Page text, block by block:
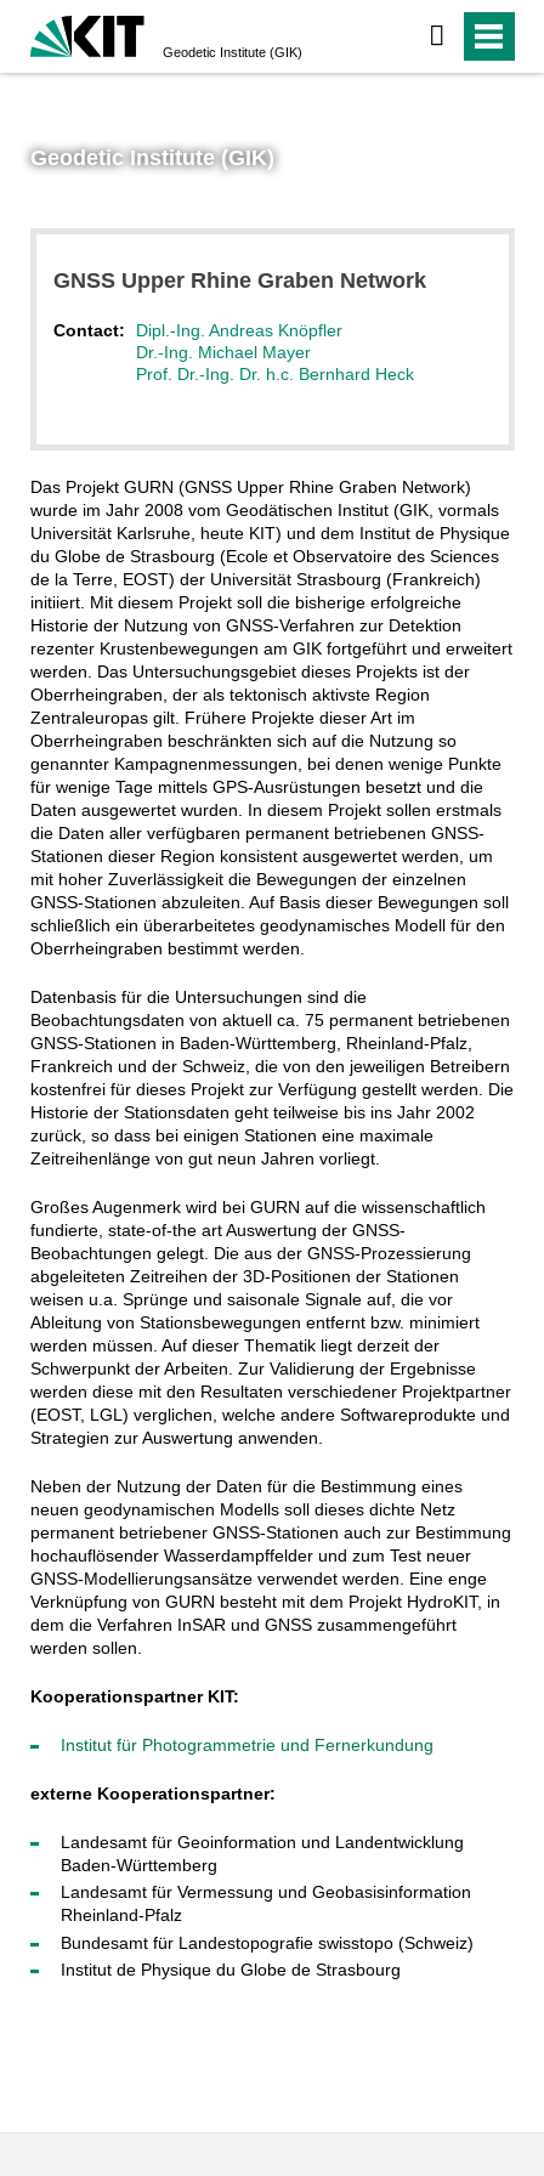
Geodetic Institute (GIK)
Geodetic Institute (GIK)
GNSS Upper Rhine Graben Network
Contact:
Dipl.-Ing. Andreas Knöpfler
Dr.-Ing. Michael Mayer
Prof. Dr.-Ing. Dr. h.c. Bernhard Heck
Das Projekt GURN (GNSS Upper Rhine Graben Network)
wurde im Jahr 2008 vom Geodätischen Institut (GIK, vormals
Universität Karlsruhe, heute KIT) und dem Institut de Physique
du Globe de Strasbourg (Ecole et Observatoire des Sciences
de la Terre, EOST) der Universität Strasbourg (Frankreich)
initiiert. Mit diesem Projekt soll die bisherige erfolgreiche
Historie der Nutzung von GNSS-Verfahren zur Detektion
rezenter Krustenbewegungen am GIK fortgeführt und erweitert
werden. Das Untersuchungsgebiet dieses Projekts ist der
Oberrheingraben, der als tektonisch aktivste Region
Zentraleuropas gilt. Frühere Projekte dieser Art im
Oberrheingraben beschränkten sich auf die Nutzung so
genannter Kampagnenmessungen, bei denen wenige Punkte
für wenige Tage mittels GPS-Ausrüstungen besetzt und die
Daten ausgewertet wurden. In diesem Projekt sollen erstmals
die Daten aller verfügbaren permanent betriebenen GNSS-
Stationen dieser Region konsistent ausgewertet werden, um
mit hoher Zuverlässigkeit die Bewegungen der einzelnen
GNSS-Stationen abzuleiten. Auf Basis dieser Bewegungen soll
schließlich ein überarbeitetes geodynamisches Modell für den
Oberrheingraben bestimmt werden.
Datenbasis für die Untersuchungen sind die
Beobachtungsdaten von aktuell ca. 75 permanent betriebenen
GNSS-Stationen in Baden-Württemberg, Rheinland-Pfalz,
Frankreich und der Schweiz, die von den jeweiligen Betreibern
kostenfrei für dieses Projekt zur Verfügung gestellt werden. Die
Historie der Stationsdaten geht teilweise bis ins Jahr 2002
zurück, so dass bei einigen Stationen eine maximale
Zeitreihenlänge von gut neun Jahren vorliegt.
Großes Augenmerk wird bei GURN auf die wissenschaftlich
fundierte, state-of-the art Auswertung der GNSS-
Beobachtungen gelegt. Die aus der GNSS-Prozessierung
abgeleiteten Zeitreihen der 3D-Positionen der Stationen
weisen u.a. Sprünge und saisonale Signale auf, die vor
Ableitung von Stationsbewegungen entfernt bzw. minimiert
werden müssen. Auf dieser Thematik liegt derzeit der
Schwerpunkt der Arbeiten. Zur Validierung der Ergebnisse
werden diese mit den Resultaten verschiedener Projektpartner
(EOST, LGL) verglichen, welche andere Softwareprodukte und
Strategien zur Auswertung anwenden.
Neben der Nutzung der Daten für die Bestimmung eines
neuen geodynamischen Modells soll dieses dichte Netz
permanent betriebener GNSS-Stationen auch zur Bestimmung
hochauflösender Wasserdampffelder und zum Test neuer
GNSS-Modellierungsansätze verwendet werden. Eine enge
Verknüpfung von GURN besteht mit dem Projekt HydroKIT, in
dem die Verfahren InSAR und GNSS zusammengeführt
werden sollen.
Kooperationspartner KIT:
Institut für Photogrammetrie und Fernerkundung
externe Kooperationspartner:
Landesamt für Geoinformation und Landentwicklung
Baden-Württemberg
Landesamt für Vermessung und Geobasisinformation
Rheinland-Pfalz
Bundesamt für Landestopografie swisstopo (Schweiz)
Institut de Physique du Globe de Strasbourg